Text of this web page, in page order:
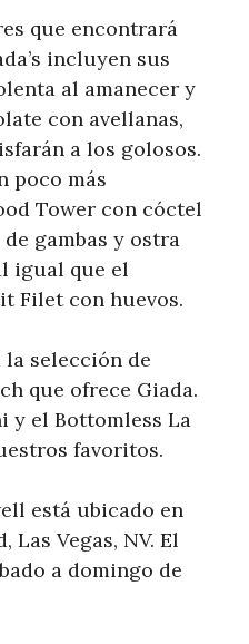
que encontrará
incluyen sus
al amanecer y
con avellanas,
a los golosos.
poco más
Tower con cóctel
gambas y ostra
igual que el
Filet con huevos.
la selección de
que ofrece Giada.
y el Bottomless La
favoritos.
está ubicado en
Las Vegas, NV. El
a domingo de